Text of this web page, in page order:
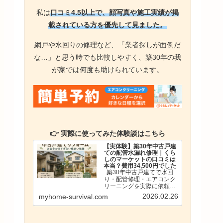
私は口コミ4.5以上で、顔写真や施工実績が掲
載されている方を優先して見ました。
網戸や水回りの修理など、「業者探しが面倒だ
な…」と思う時でも比較しやすく、築30年の我
が家では何度も助けられています。
👉 実際に使ってみた体験談はこちら
【実体験】築30年中古戸建
ての配管水漏れ修理｜くら
しのマーケットの口コミは
本当？費用34,500円でした
築30年中古戸建てで水回
り・配管修理・エアコンク
リーニングを実際に依頼。
くらしのマーケットの口コ
ミの信頼性や料金、メリッ
ト・注意点を正直にまとめ
myhome-survival.com 2026.02.26